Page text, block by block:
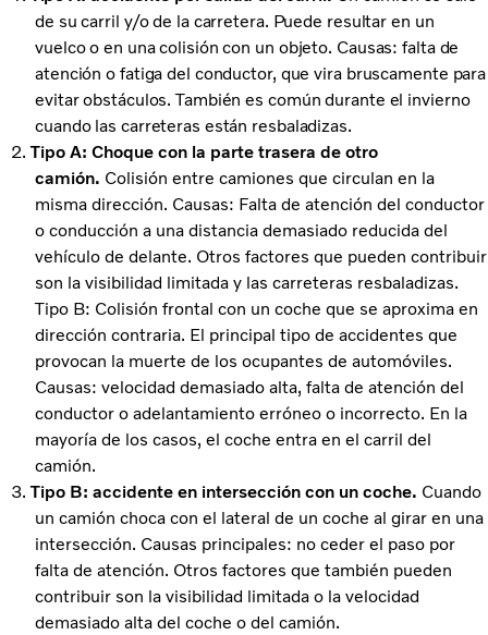
de su carril y/o de la carretera. Puede resultar en un
vuelco o en una colisión con un objeto. Causas: falta de
atención o fatiga del conductor, que vira bruscamente para
evitar obstáculos. También es común durante el invierno
cuando las carreteras están resbaladizas.
Tipo A: Choque con la parte trasera de otro
camión. Colisión entre camiones que circulan en la
misma dirección. Causas: Falta de atención del conductor
o conducción a una distancia demasiado reducida del
vehículo de delante. Otros factores que pueden contribuir
son la visibilidad limitada y las carreteras resbaladizas.
Tipo B: Colisión frontal con un coche que se aproxima en
dirección contraria. El principal tipo de accidentes que
provocan la muerte de los ocupantes de automóviles.
Causas: velocidad demasiado alta, falta de atención del
conductor o adelantamiento erróneo o incorrecto. En la
mayoría de los casos, el coche entra en el carril del
camión.
Tipo B: accidente en intersección con un coche. Cuando
un camión choca con el lateral de un coche al girar en una
intersección. Causas principales: no ceder el paso por
falta de atención. Otros factores que también pueden
contribuir son la visibilidad limitada o la velocidad
demasiado alta del coche o del camión.